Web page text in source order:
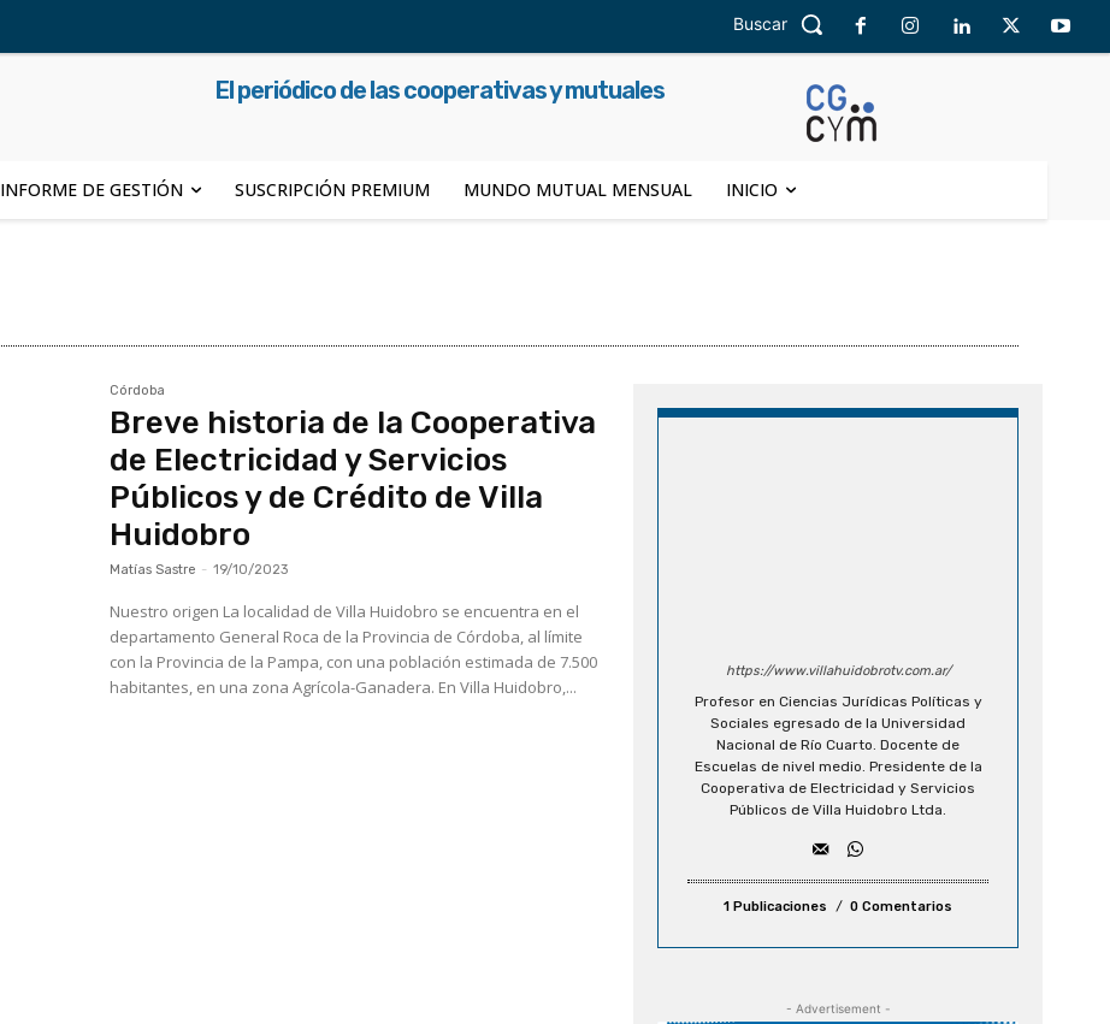
Buscar
El periódico de las cooperativas y mutuales
INFORME DE GESTIÓN SUSCRIPCIÓN PREMIUM MUNDO MUTUAL MENSUAL INICIO
Córdoba
Breve historia de la Cooperativa
de Electricidad y Servicios
Públicos y de Crédito de Villa
Huidobro
Matías Sastre - 19/10/2023
Nuestro origen La localidad de Villa Huidobro se encuentra en el
departamento General Roca de la Provincia de Córdoba, al límite
con la Provincia de la Pampa, con una población estimada de 7.500
habitantes, en una zona Agrícola-Ganadera. En Villa Huidobro,...
https://www.villahuidobrotv.com.ar/
Profesor en Ciencias Jurídicas Políticas y
Sociales egresado de la Universidad
Nacional de Río Cuarto. Docente de
Escuelas de nivel medio. Presidente de la
Cooperativa de Electricidad y Servicios
Públicos de Villa Huidobro Ltda.
1 Publicaciones 0 Comentarios
- Advertisement -